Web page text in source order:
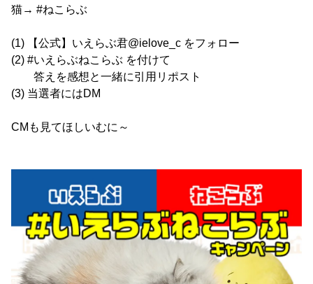
猫→ #ねこらぶ
(1) 【公式】いえらぶ君@ielove_c をフォロー
(2) #いえらぶねこらぶ を付けて
答えを感想と一緒に引用リポスト
(3) 当選者にはDM
CMも見てほしいむに～